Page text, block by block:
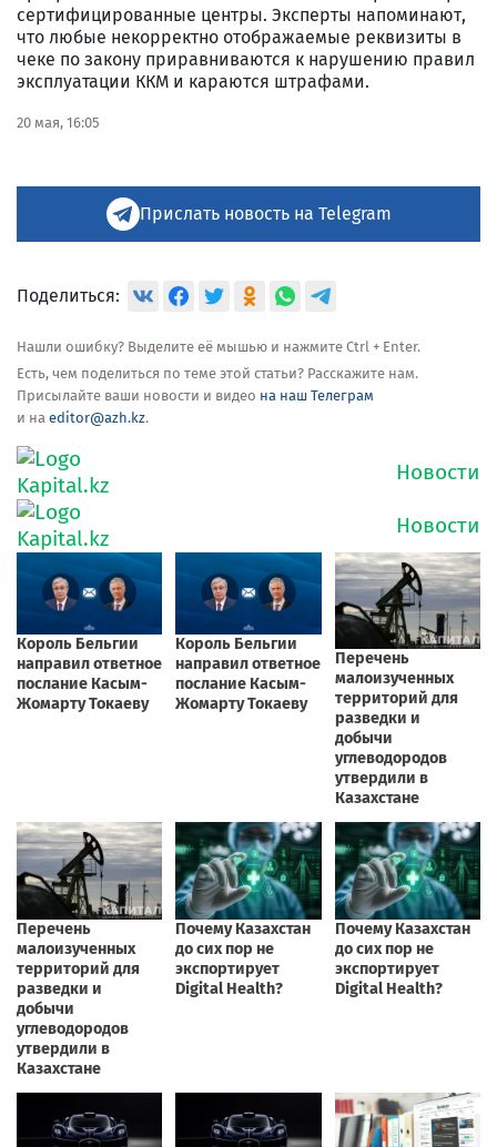
сертифицированные центры. Эксперты напоминают,
что любые некорректно отображаемые реквизиты в
чеке по закону приравниваются к нарушению правил
эксплуатации ККМ и караются штрафами.
20 мая, 16:05
Прислать новость на Telegram
Поделиться:
Нашли ошибку? Выделите её мышью и нажмите Ctrl + Enter.
Есть, чем поделиться по теме этой статьи? Расскажите нам.
Присылайте ваши новости и видео на наш Телеграм
и на editor@azh.kz.